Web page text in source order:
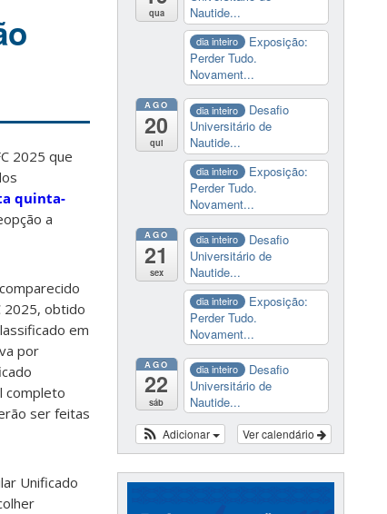
2025 que
quinta-
a
2025, obtido
em
por
completo
ser feitas
Unificado
qua
Nautide...
dia inteiro
Exposição:
Perder Tudo.
Novament...
AGO
20
qui
dia inteiro
Desafio
Universitário de
Nautide...
dia inteiro
Exposição:
Perder Tudo.
Novament...
AGO
21
sex
dia inteiro
Desafio
Universitário de
Nautide...
dia inteiro
Exposição:
Perder Tudo.
Novament...
AGO
22
sáb
dia inteiro
Desafio
Universitário de
Nautide...
Ver calendário
Adicionar